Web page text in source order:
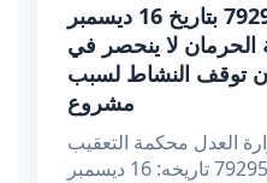
قرار تعقيبي عدد 79295 بتاريخ 16 ديسمبر
الحرمان لا ينحصر في
توقف النشاط لسبب
مشروع
العدل محكمة التعقيب
الحمد لله، القرار عدد 79295 تاريخه: 16 ديسمبر